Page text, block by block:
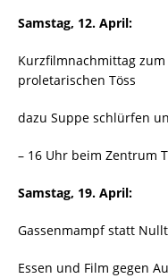
Samstag, 12. April:
Kurzfilmnachmittag
proletarischen Töss
dazu Suppe schlürfen
– 16 Uhr beim Zentrum
Samstag, 19. April:
Gassenmampf statt
Essen und Film gegen